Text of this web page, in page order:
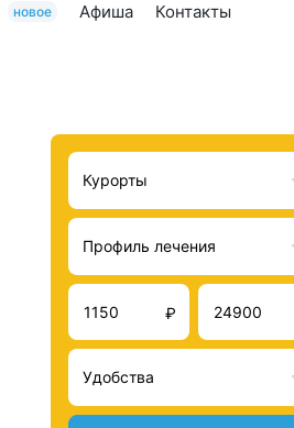
новое Афиша Контакты
Курорты
Профиль лечения
₽
Удобства